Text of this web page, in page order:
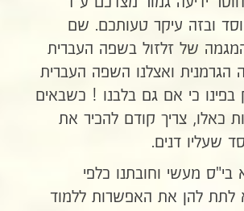
ובזה עיקר טעותכם. שם
של זלזול בשפה העברית
הגרמנית ואצלנו השפה העברית
כי אם גם בלבנו ! כשבאים
כאלו, צריך קודם להכיר את
שעליו דנים.
בי"ס מעשי וחובתנו כלפי
לתת להן את האפשרות ללמוד